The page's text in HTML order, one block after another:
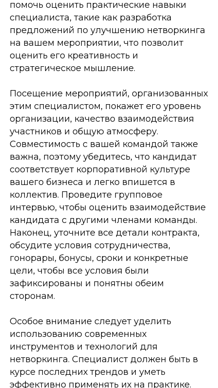
помочь оценить практические навыки
специалиста, такие как разработка
предложений по улучшению нетворкинга
на вашем мероприятии, что позволит
оценить его креативность и
стратегическое мышление.
Посещение мероприятий, организованных
этим специалистом, покажет его уровень
организации, качество взаимодействия
участников и общую атмосферу.
Совместимость с вашей командой также
важна, поэтому убедитесь, что кандидат
соответствует корпоративной культуре
вашего бизнеса и легко впишется в
коллектив. Проведите групповое
интервью, чтобы оценить взаимодействие
кандидата с другими членами команды.
Наконец, уточните все детали контракта,
обсудите условия сотрудничества,
гонорары, бонусы, сроки и конкретные
цели, чтобы все условия были
зафиксированы и понятны обеим
сторонам.
Особое внимание следует уделить
использованию современных
инструментов и технологий для
нетворкинга. Специалист должен быть в
курсе последних трендов и уметь
эффективно применять их на практике.